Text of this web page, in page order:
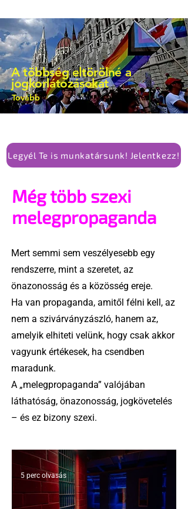
A többség eltörölné a
jogkorlátozásokat
Tovább
Legyél Te is munkatársunk! Jelentkezz!
Még több szexi
melegpropaganda
Mert semmi sem veszélyesebb egy
rendszerre, mint a szeretet, az
önazonosság és a közösség ereje.
Ha van propaganda, amitől félni kell, az
nem a szivárványzászló, hanem az,
amelyik elhiteti velünk, hogy csak akkor
vagyunk értékesek, ha csendben
maradunk.
A „melegpropaganda” valójában
láthatóság, önazonosság, jogkövetelés
– és ez bizony szexi.
5 perc olvasás